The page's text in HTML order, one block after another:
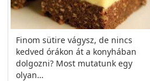
Finom sütire vágysz, de nincs
kedved órákon át a konyhában
dolgozni? Most mutatunk egy
olyan…